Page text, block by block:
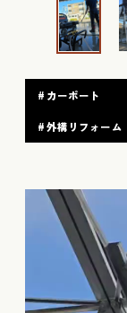
#カーポート
#外構リフォーム
動
ー